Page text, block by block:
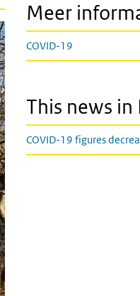
Meer
COVID-19
This news in
COVID-19 figures